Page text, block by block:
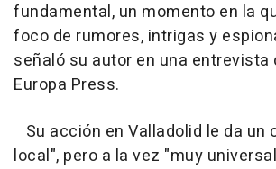
fundamental, un momento en la
foco de rumores, intrigas y
señaló su autor en una entrevista
Europa Press.
Su acción en Valladolid le da un
local", pero a la vez "muy